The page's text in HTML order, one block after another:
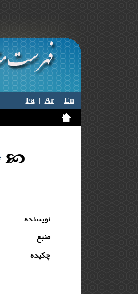
Fa|Ar|En
نویسنده
منبع
چکیده